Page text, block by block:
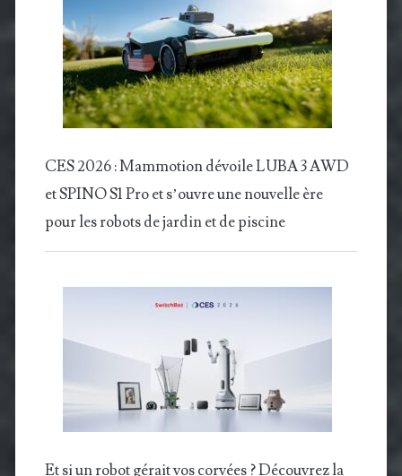
CES 2026 : Mammotion dévoile LUBA 3 AWD
et SPINO S1 Pro et s’ouvre une nouvelle ère
pour les robots de jardin et de piscine
Et si un robot gérait vos corvées ? Découvrez la